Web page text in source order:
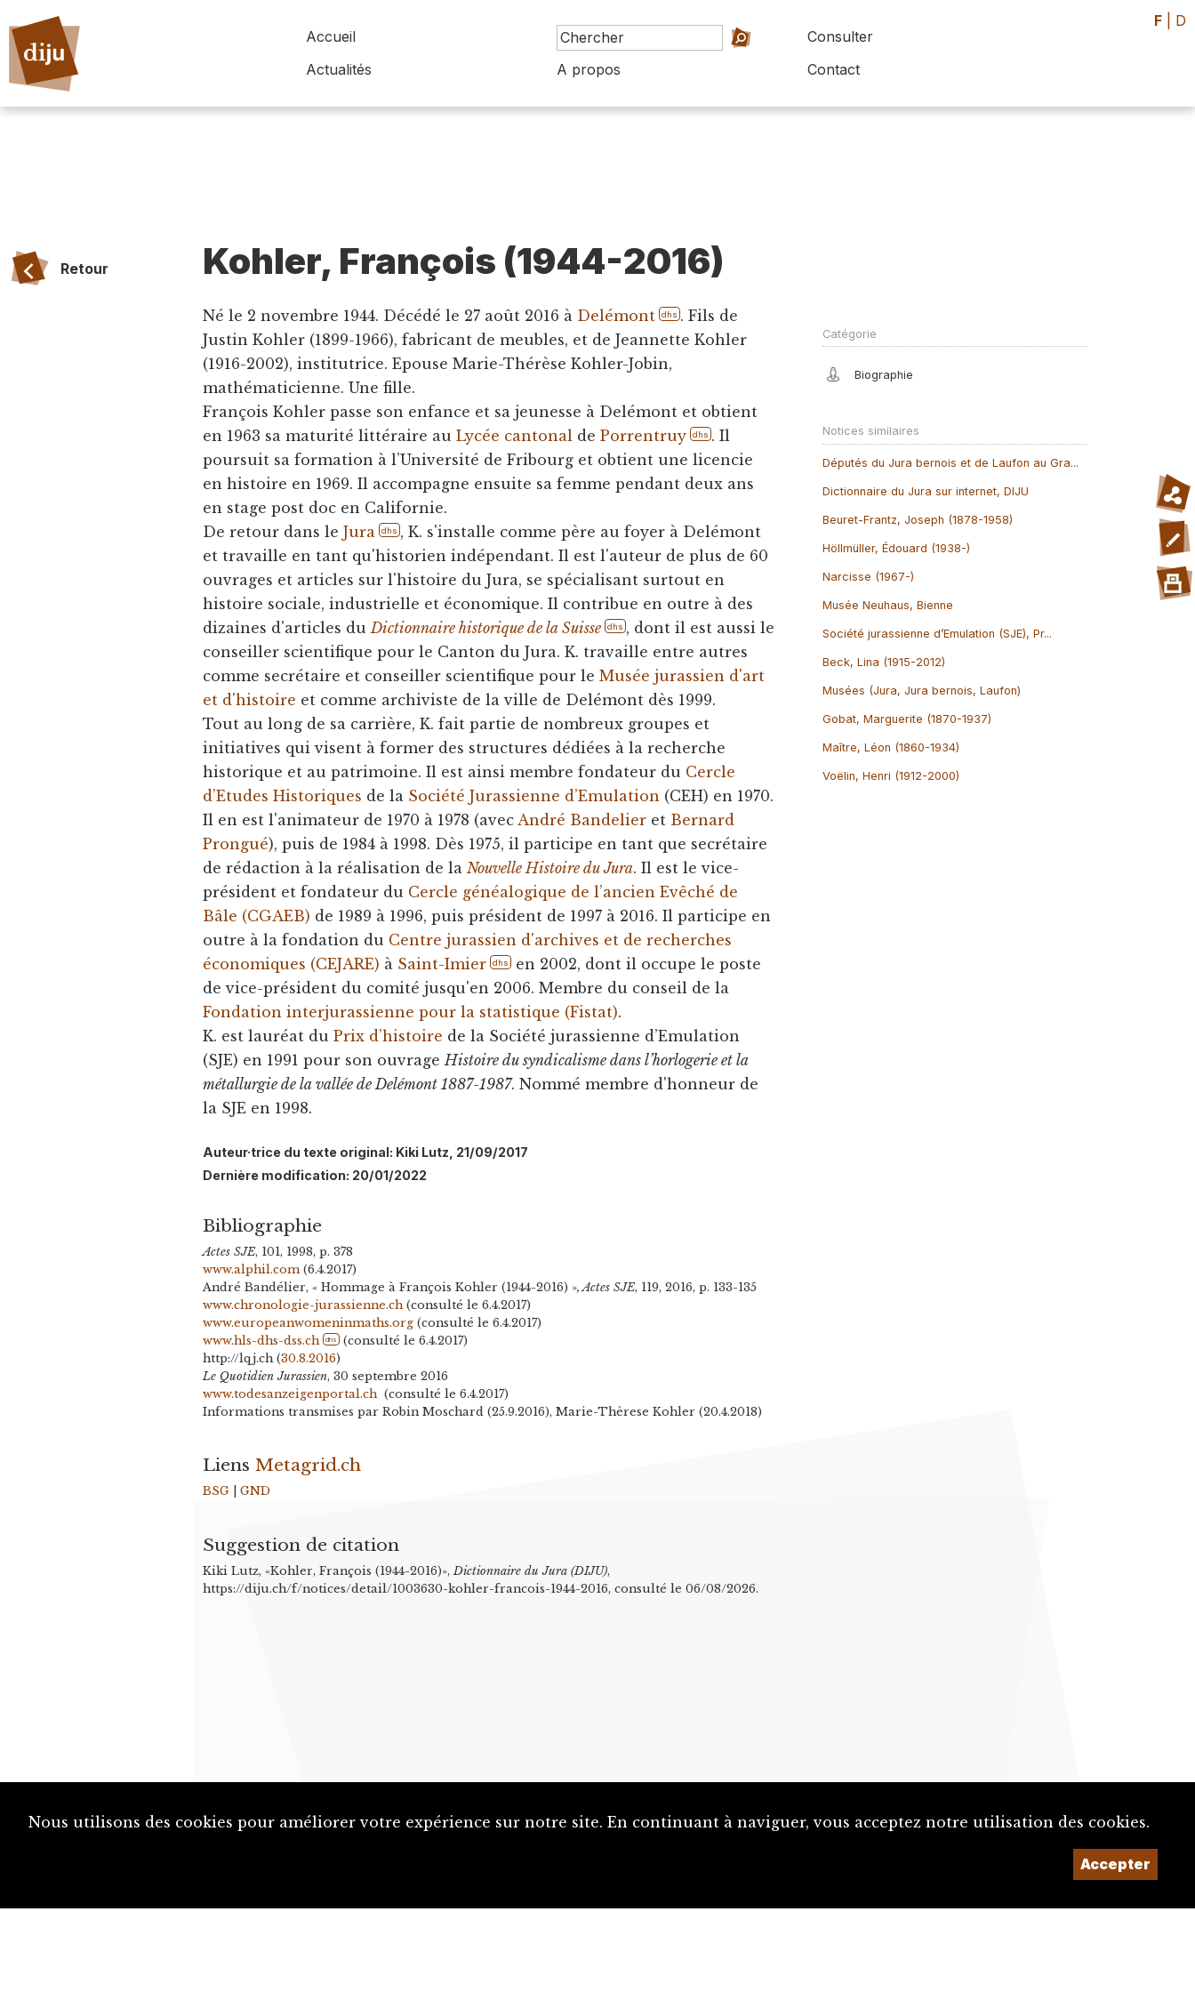
Accueil
Consulter
Actualités
A propos Contact
F D
Retour Kohler, François (1944-2016)
Né le 2 novembre 1944. Décédé le 27 août 2016 à Delémont dhs . Fils de
Justin Kohler (1899-1966), fabricant de meubles, et de Jeannette Kohler
(1916-2002), institutrice. Epouse Marie-Thérèse Kohler-Jobin,
mathématicienne. Une fille.
François Kohler passe son enfance et sa jeunesse à Delémont et obtient
en 1963 sa maturité littéraire auLycée cantonal dePorrentruy dhs . Il
poursuit sa formation à l’Université de Fribourg et obtient une licencie
en histoire en 1969. Il accompagne ensuite sa femme pendant deux ans
en stage post doc en Californie.
De retour dans leJura dhs , K. s'installe comme père au foyer à Delémont
et travaille en tant qu'historien indépendant. Il est l'auteur de plus de 60
ouvrages et articles sur l'histoire du Jura, se spécialisant surtout en
histoire sociale, industrielle et économique. Il contribue en outre à des
dizaines d'articles duDictionnaire historique de la Suisse dhs , dont il est aussi le
conseiller scientifique pour le Canton du Jura. K. travaille entre autres
comme secrétaire et conseiller scientifique pour leMusée jurassien d'art
et d'histoire et comme archiviste de la ville de Delémont dès 1999.
Tout au long de sa carrière, K. fait partie de nombreux groupes et
initiatives qui visent à former des structures dédiées à la recherche
historique et au patrimoine. Il est ainsi membre fondateur du Cercle
d’Etudes Historiques de la Société Jurassienne d’Emulation (CEH) en 1970.
Il en est l'animateur de 1970 à 1978 (avecAndré Bandelier et Bernard
Prongué), puis de 1984 à 1998. Dès 1975, il participe en tant que secrétaire
de rédaction à la réalisation de laNouvelle Histoire du Jura. Il est le vice-
président et fondateur du Cercle généalogique de l’ancien Evêché de
Bâle (CGAEB) de 1989 à 1996, puis président de 1997 à 2016. Il participe en
outre à la fondation du Centre jurassien d'archives et de recherches
économiques (CEJARE) à Saint-Imier dhs
en 2002, dont il occupe le poste
de vice-président du comité jusqu'en 2006. Membre du conseil de la
Fondation interjurassienne pour la statistique (Fistat).
K. est lauréat duPrix d’histoire de la Société jurassienne d’Emulation
(SJE) en 1991 pour son ouvrageHistoire du syndicalisme dans l’horlogerie et la
métallurgie de la vallée de Delémont 1887-1987. Nommé membre d'honneur de
la SJE en 1998.
Auteur·trice du texte original: Kiki Lutz, 21/09/2017
Dernière modification: 20/01/2022
Bibliographie
Actes SJE, 101, 1998, p. 378
www.alphil.com (6.4.2017)
André Bandélier, « Hommage à François Kohler (1944-2016) », Actes SJE, 119, 2016, p. 133-135
www.chronologie-jurassienne.ch (consulté le 6.4.2017)
www.europeanwomeninmaths.org (consulté le 6.4.2017)
www.hls-dhs-dss.ch
dhs (consulté le 6.4.2017)
http://lqj.ch (30.8.2016)
Le Quotidien Jurassien, 30 septembre 2016
www.todesanzeigenportal.ch (consulté le 6.4.2017)
Informations transmises par Robin Moschard (25.9.2016), Marie-Thèrese Kohler (20.4.2018)
LiensMetagrid.ch
BSG |GND
Suggestion de citation
Kiki Lutz, «Kohler, François (1944-2016)», Dictionnaire du Jura (DIJU),
https://diju.ch/f/notices/detail/1003630-kohler-francois-1944-2016, consulté le 06/08/2026.
Catégorie
Biographie
Notices similaires
Députés du Jura bernois et de Laufon au Gra...
Dictionnaire du Jura sur internet, DIJU
Beuret-Frantz, Joseph (1878-1958)
Höllmüller, Édouard (1938-)
Narcisse (1967-)
Musée Neuhaus, Bienne
Société jurassienne d’Emulation (SJE), Pr...
Beck, Lina (1915-2012)
Musées (Jura, Jura bernois, Laufon)
Gobat, Marguerite (1870-1937)
Maître, Léon (1860-1934)
Voëlin, Henri (1912-2000)
Nous utilisons des cookies pour améliorer votre expérience sur notre site. En continuant à naviguer, vous acceptez notre utilisation des cookies.
Accepter